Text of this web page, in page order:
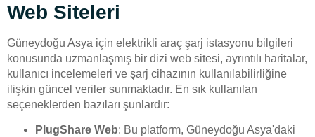
Web Siteleri
Güneydoğu Asya için elektrikli araç şarj istasyonu bilgileri
konusunda uzmanlaşmış bir dizi web sitesi, ayrıntılı haritalar,
kullanıcı incelemeleri ve şarj cihazının kullanılabilirliğine
ilişkin güncel veriler sunmaktadır. En sık kullanılan
seçeneklerden bazıları şunlardır:
PlugShare Web: Bu platform, Güneydoğu Asya'daki